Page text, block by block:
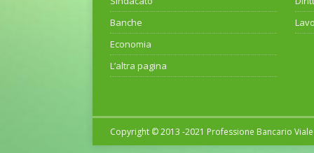
Banche
Economia
L’altra pagina
Copyright © 2013 -2021 Professione Bancario